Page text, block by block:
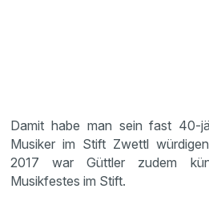
Damit habe man sein fast 40-
Musiker im Stift Zwettl
2017 war Güttler zudem
Musikfestes im Stift.